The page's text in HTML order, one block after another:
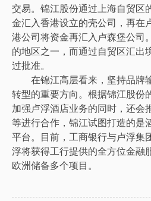
交易。锦江股份通过上海自贸区
金汇入香港设立的壳公司，再在
港公司将资金再汇入卢森堡公司
的地区之一，而通过自贸区汇出
过批准。
在锦江高层看来，坚持品牌
转型的重要方向。根据锦江股份
加强卢浮酒店业务的同时，还会
等进行合作，锦江试图打造的是
平台。目前，工商银行与卢浮集
浮将获得工行提供的全方位金融
欧洲储备多个项目。